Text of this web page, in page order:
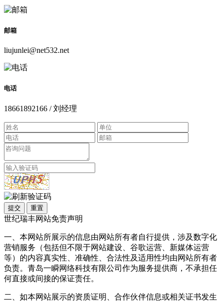
邮箱
liujunlei@net532.net
电话
18661892166 / 刘经理
提交 重置
世纪瑞丰网站免责声明
一、本网站所展示的信息由网站所有者自行提供，涉及数字化
营销服务（包括但不限于网站建设、谷歌运营、新媒体运营
等）的内容真实性、准确性、合法性及适用性均由网站所有者
负责。青岛一瞬网络科技有限公司作为服务提供商，不承担任
何直接或间接的保证责任。
二、如本网站展示的资质证明、合作伙伴信息或相关证书发生